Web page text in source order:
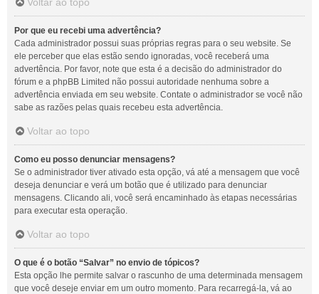
Por que eu recebi uma advertência?
Cada administrador possui suas próprias regras para o seu website. Se
ele perceber que elas estão sendo ignoradas, você receberá uma
advertência. Por favor, note que esta é a decisão do administrador do
fórum e a phpBB Limited não possui autoridade nenhuma sobre a
advertência enviada em seu website. Contate o administrador se você não
sabe as razões pelas quais recebeu esta advertência.
Voltar ao topo
Como eu posso denunciar mensagens?
Se o administrador tiver ativado esta opção, vá até a mensagem que você
deseja denunciar e verá um botão que é utilizado para denunciar
mensagens. Clicando ali, você será encaminhado às etapas necessárias
para executar esta operação.
Voltar ao topo
O que é o botão “Salvar” no envio de tópicos?
Esta opção lhe permite salvar o rascunho de uma determinada mensagem
que você deseje enviar em um outro momento. Para recarregá-la, vá ao